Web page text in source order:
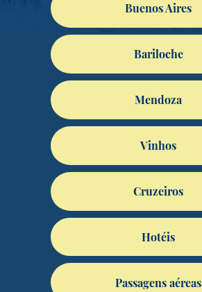
Buenos Aires
Bariloche
Mendoza
Vinhos
Cruzeiros
Hotéis
Passagens aéreas